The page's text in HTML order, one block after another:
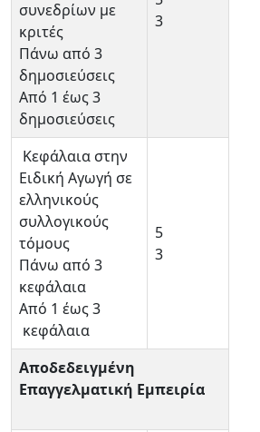
συνεδρίων με
κριτές
Πάνω από 3
δημοσιεύσεις
Από 1 έως 3
δημοσιεύσεις
3
Κεφάλαια στην
Ειδική Αγωγή σε
ελληνικούς
συλλογικούς
τόμους
Πάνω από 3
κεφάλαια
Από 1 έως 3
κεφάλαια
5
3
Αποδεδειγμένη
Επαγγελματική Εμπειρία